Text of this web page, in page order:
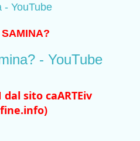
- YouTube
- YouTube
dal sito caARTEiv